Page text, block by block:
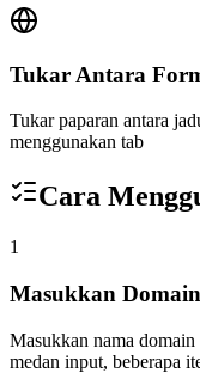
Tukar Antara
Tukar paparan antara
menggunakan tab
Cara
1
Masukkan
Masukkan nama
medan input, beberapa